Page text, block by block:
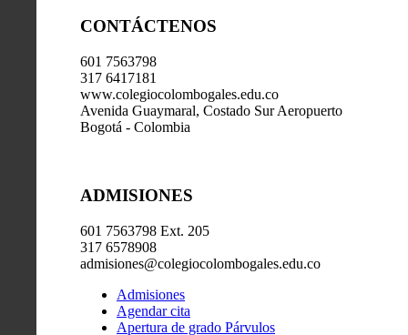
CONTÁCTENOS
601 7563798
317 6417181
www.colegiocolombogales.edu.co
Avenida Guaymaral, Costado Sur Aeropuerto
Bogotá - Colombia
ADMISIONES
601 7563798 Ext. 205
317 6578908
admisiones@colegiocolombogales.edu.co
Admisiones
Agendar cita
Apertura de grado Párvulos